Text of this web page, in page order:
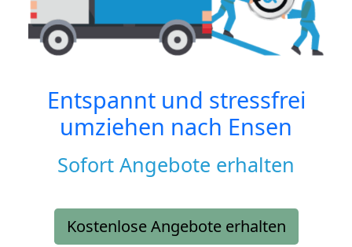
Entspannt und stressfrei
umziehen nach Ensen
Sofort Angebote erhalten
Kostenlose Angebote erhalten